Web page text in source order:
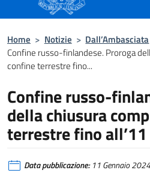
Home > Notizie > Dall’Ambasciata
Confine russo-finlandese. Proroga
confine terrestre fino...
Confine russo-
della chiusura
terrestre fino
Data pubblicazione:11 Gennaio 2024